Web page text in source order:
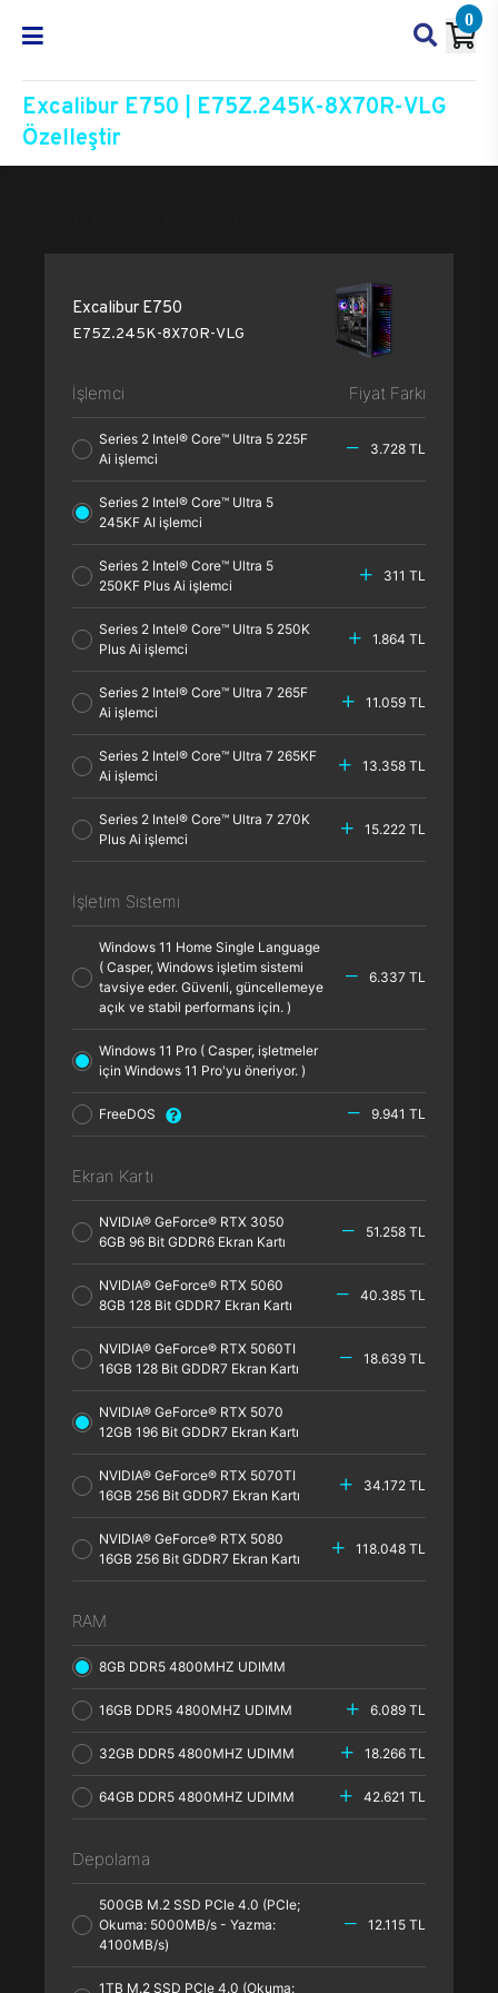
0
Excalibur E750 | E75Z.245K-8X70R-VLG
Özelleştir
Excalibur E750
E75Z.245K-8X70R-VLG
İşlemci Fiyat Farkı
Series 2 Intel® Core™ Ultra 5 225F
Ai işlemci
3.728 TL
Series 2 Intel® Core™ Ultra 5
245KF AI işlemci
Series 2 Intel® Core™ Ultra 5
250KF Plus Ai işlemci
311 TL
Series 2 Intel® Core™ Ultra 5 250K
Plus Ai işlemci
1.864 TL
Series 2 Intel® Core™ Ultra 7 265F
Ai işlemci
11.059 TL
Series 2 Intel® Core™ Ultra 7 265KF
Ai işlemci
13.358 TL
Series 2 Intel® Core™ Ultra 7 270K
Plus Ai işlemci
15.222 TL
İşletim Sistemi
Windows 11 Home Single Language
( Casper, Windows işletim sistemi
tavsiye eder. Güvenli, güncellemeye
açık ve stabil performans için. )
6.337 TL
Windows 11 Pro ( Casper, işletmeler
için Windows 11 Pro'yu öneriyor. )
FreeDOS 9.941 TL
Ekran Kartı
NVIDIA® GeForce® RTX 3050
6GB 96 Bit GDDR6 Ekran Kartı
51.258 TL
NVIDIA® GeForce® RTX 5060
8GB 128 Bit GDDR7 Ekran Kartı
40.385 TL
NVIDIA® GeForce® RTX 5060TI
16GB 128 Bit GDDR7 Ekran Kartı
18.639 TL
NVIDIA® GeForce® RTX 5070
12GB 196 Bit GDDR7 Ekran Kartı
NVIDIA® GeForce® RTX 5070TI
16GB 256 Bit GDDR7 Ekran Kartı
34.172 TL
NVIDIA® GeForce® RTX 5080
16GB 256 Bit GDDR7 Ekran Kartı
118.048 TL
RAM
8GB DDR5 4800MHZ UDIMM
16GB DDR5 4800MHZ UDIMM 6.089 TL
32GB DDR5 4800MHZ UDIMM 18.266 TL
64GB DDR5 4800MHZ UDIMM 42.621 TL
Depolama
500GB M.2 SSD PCle 4.0 (PCle;
Okuma: 5000MB/s - Yazma:
4100MB/s)
12.115 TL
1TB M.2 SSD PCle 4.0 (Okuma: